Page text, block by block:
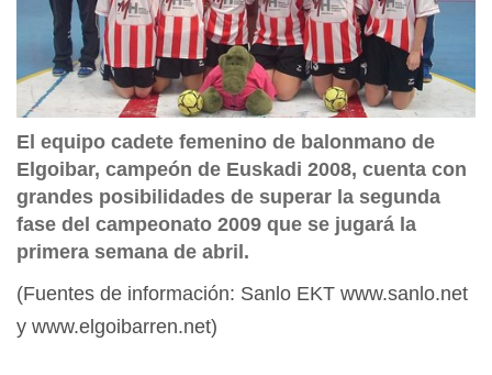
El equipo cadete femenino de balonmano de
Elgoibar, campeón de Euskadi 2008, cuenta con
grandes posibilidades de superar la segunda
fase del campeonato 2009 que se jugará la
primera semana de abril.
(Fuentes de información: Sanlo EKT www.sanlo.net
y www.elgoibarren.net)